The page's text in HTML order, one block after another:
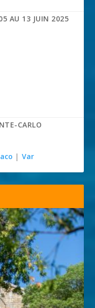
AU 13 JUIN 2025
CARLO
| Var